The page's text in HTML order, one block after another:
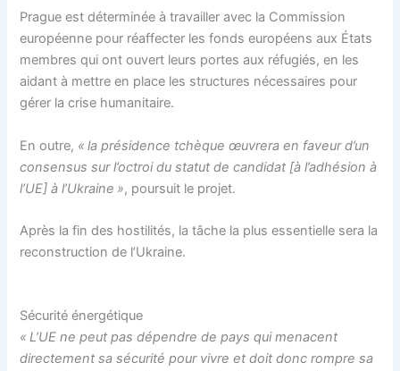
Prague est déterminée à travailler avec la Commission
européenne pour réaffecter les fonds européens aux États
membres qui ont ouvert leurs portes aux réfugiés, en les
aidant à mettre en place les structures nécessaires pour
gérer la crise humanitaire.
En outre, « la présidence tchèque œuvrera en faveur d’un
consensus sur l’octroi du statut de candidat [à l’adhésion à
l’UE] à l’Ukraine », poursuit le projet.
Après la fin des hostilités, la tâche la plus essentielle sera la
reconstruction de l’Ukraine.
Sécurité énergétique
« L’UE ne peut pas dépendre de pays qui menacent
directement sa sécurité pour vivre et doit donc rompre sa